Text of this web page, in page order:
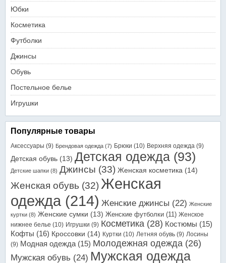
Юбки
Косметика
Футболки
Джинсы
Обувь
Постельное белье
Игрушки
Популярные товары
Аксессуары (9) Брендовая одежда (7) Брюки (10) Верхняя одежда (9)
Детская обувь (13) Детская одежда (93)
Детские шапки (8) Джинсы (33) Женская косметика (14)
Женская обувь (32) Женская
одежда (214) Женские джинсы (22) Женские
куртки (8) Женские сумки (13) Женские футболки (11) Женское
нижнее белье (10) Игрушки (9) Косметика (28) Костюмы (15)
Кофты (16) Кроссовки (14) Куртки (10) Летняя обувь (9) Лосины
(9) Модная одежда (15) Молодежная одежда (26)
Мужская обувь (24) Мужская одежда